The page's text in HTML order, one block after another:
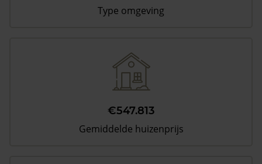
Type omgeving
€547.813
Gemiddelde huizenprijs